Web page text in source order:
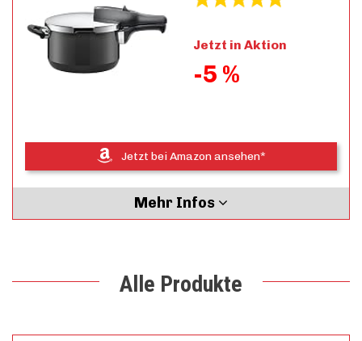
Jetzt in Aktion
-5 %
Jetzt bei Amazon ansehen*
Mehr Infos
Alle Produkte